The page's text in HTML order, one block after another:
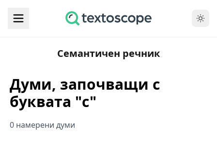
Семантичен речник
Думи, започващи с
буквата "c"
0 намерени думи